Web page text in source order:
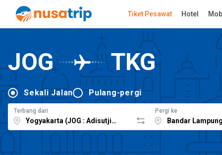
Tiket Pesawat Hotel
JOG TKG
Sekali Jalan Pulang-pergi
Terbang dari Pergi ke